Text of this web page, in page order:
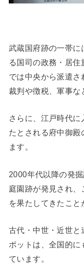
武蔵国府跡の一帯に
る国司の政務・居住
では中央から派遣さ
裁判や徴税、軍事な
さらに、江戸時代
たとされる府中御殿
ます。
2000年代以降の発
庭園跡が発見され
を果たしてきたこと
古代・中世・近世と
ポットは、全国的に
ています。